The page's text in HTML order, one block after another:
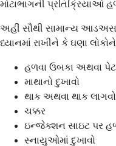
મોટાભાગની પ્રતિક્રિયાઓ
અહીં સૌથી સામાન્ય
ધ્યાનમાં રાખીને કે ઘણા
હળવા ઉબકા અથવા
માથાનો દુખાવો
થાક અથવા થાક લાગવો
ચક્કર
ઇન્જેક્શન સાઇટ પર
સ્નાયુઓમાં દુખાવો